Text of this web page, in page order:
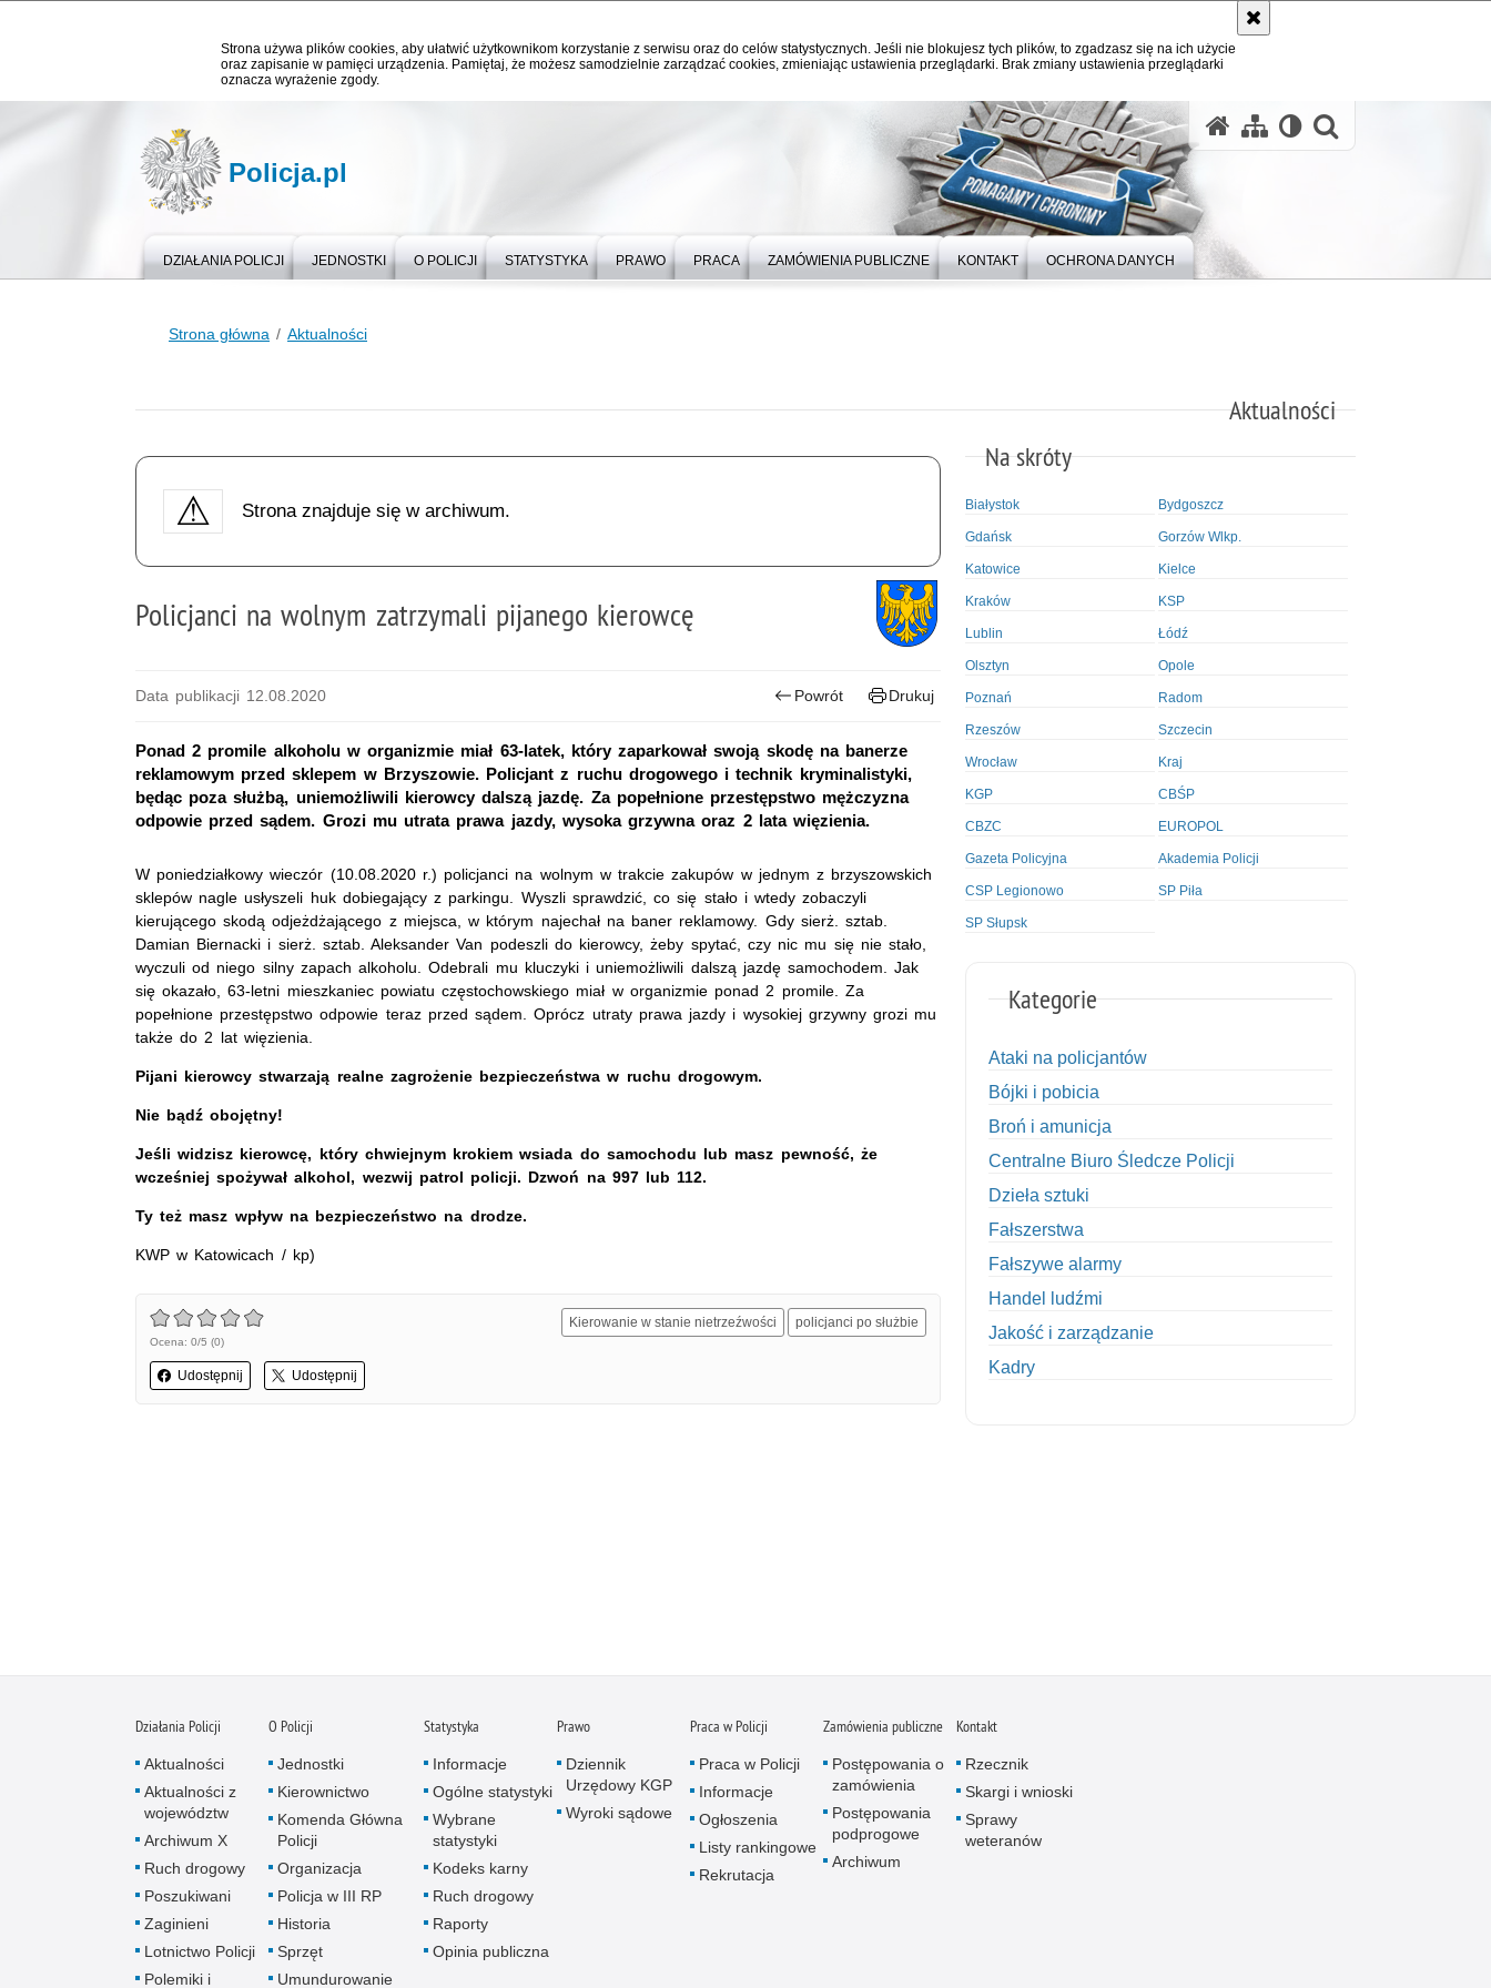
Strona używa plików cookies, aby ułatwić użytkownikom korzystanie z serwisu oraz do celów statystycznych. Jeśli nie blokujesz tych plików, to zgadzasz się na ich użycie
oraz zapisanie w pamięci urządzenia. Pamiętaj, że możesz samodzielnie zarządzać cookies, zmieniając ustawienia przeglądarki. Brak zmiany ustawienia przeglądarki
oznacza wyrażenie zgody.
Policja.pl
DZIAŁANIA POLICJI JEDNOSTKI O POLICJI STATYSTYKA PRAWO PRACA ZAMÓWIENIA PUBLICZNE KONTAKT OCHRONA DANYCH
Strona główna Aktualności
Aktualności
Strona znajduje się w archiwum.
Policjanci na wolnym zatrzymali pijanego kierowcę
Data publikacji 12.08.2020 Powrót Drukuj
Ponad 2 promile alkoholu w organizmie miał 63-latek, który zaparkował swoją skodę na banerze
reklamowym przed sklepem w Brzyszowie. Policjant z ruchu drogowego i technik kryminalistyki,
będąc poza służbą, uniemożliwili kierowcy dalszą jazdę. Za popełnione przestępstwo mężczyzna
odpowie przed sądem. Grozi mu utrata prawa jazdy, wysoka grzywna oraz 2 lata więzienia.
W poniedziałkowy wieczór (10.08.2020 r.) policjanci na wolnym w trakcie zakupów w jednym z brzyszowskich
sklepów nagle usłyszeli huk dobiegający z parkingu. Wyszli sprawdzić, co się stało i wtedy zobaczyli
kierującego skodą odjeżdżającego z miejsca, w którym najechał na baner reklamowy. Gdy sierż. sztab.
Damian Biernacki i sierż. sztab. Aleksander Van podeszli do kierowcy, żeby spytać, czy nic mu się nie stało,
wyczuli od niego silny zapach alkoholu. Odebrali mu kluczyki i uniemożliwili dalszą jazdę samochodem. Jak
się okazało, 63-letni mieszkaniec powiatu częstochowskiego miał w organizmie ponad 2 promile. Za
popełnione przestępstwo odpowie teraz przed sądem. Oprócz utraty prawa jazdy i wysokiej grzywny grozi mu
także do 2 lat więzienia.
Pijani kierowcy stwarzają realne zagrożenie bezpieczeństwa w ruchu drogowym.
Nie bądź obojętny!
Jeśli widzisz kierowcę, który chwiejnym krokiem wsiada do samochodu lub masz pewność, że
wcześniej spożywał alkohol, wezwij patrol policji. Dzwoń na 997 lub 112.
Ty też masz wpływ na bezpieczeństwo na drodze.
KWP w Katowicach / kp)
Ocena: 0/5 (0)
Udostępnij Udostępnij
Kierowanie w stanie nietrzeźwości policjanci po służbie
Na skróty
Białystok Bydgoszcz
Gdańsk Gorzów Wlkp.
Katowice Kielce
Kraków KSP
Lublin Łódź
Olsztyn Opole
Poznań Radom
Rzeszów Szczecin
Wrocław Kraj
KGP CBŚP
CBZC EUROPOL
Gazeta Policyjna Akademia Policji
CSP Legionowo SP Piła
SP Słupsk
Kategorie
Ataki na policjantów
Bójki i pobicia
Broń i amunicja
Centralne Biuro Śledcze Policji
Dzieła sztuki
Fałszerstwa
Fałszywe alarmy
Handel ludźmi
Jakość i zarządzanie
Kadry
Nietrzeźwi kierujący
Nietrzeźwi opiekunowie
Działania Policji
Aktualności
Aktualności z
województw
Archiwum X
Ruch drogowy
Poszukiwani
Zaginieni
Lotnictwo Policji
Polemiki i
O Policji
Jednostki
Kierownictwo
Komenda Główna
Policji
Organizacja
Policja w III RP
Historia
Sprzęt
Umundurowanie
Statystyka
Informacje
Ogólne statystyki
Wybrane
statystyki
Kodeks karny
Ruch drogowy
Raporty
Opinia publiczna
Prawo
Dziennik
Urzędowy KGP
Wyroki sądowe
Praca w Policji
Praca w Policji
Informacje
Ogłoszenia
Listy rankingowe
Rekrutacja
Zamówienia publiczne
Postępowania o
zamówienia
Postępowania
podprogowe
Archiwum
Kontakt
Rzecznik
Skargi i wnioski
Sprawy
weteranów